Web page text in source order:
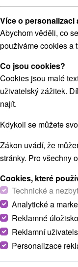
hotelového bazénu a
(20)
NEJPRODÁVANĚJŠÍ
od3 826,74
Více o personalizaci
Abychom věděli, co
používáme cookies a
Co jsou cookies?
Cookies jsou malé
uživatelský zážitek.
najít.
Kdykoli se můžete
Zákon uvádí, že
stránky. Pro všechny
Cookies, které
Technické a
Analytické a
Reklamné úložisko
Reklamní
Personalizace